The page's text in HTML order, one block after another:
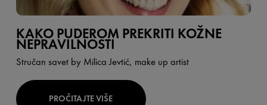
KAKO PUDEROM PREKRITI KOŽNE
NEPRAVILNOSTI
Stručan savet by Milica Jevtić, make up artist
PROČITAJTE VIŠE